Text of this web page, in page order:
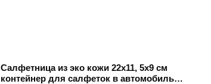
Салфетница из эко кожи 22х11, 5х9 см
контейнер для салфеток в автомобиль